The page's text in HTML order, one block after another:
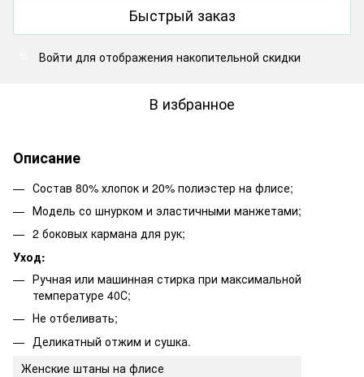
Быстрый заказ
Войти для отображения накопительной скидки
В избранное
Описание
Состав 80% хлопок и 20% полиэстер на флисе;
Модель со шнурком и эластичными манжетами;
2 боковых кармана для рук;
Уход:
Ручная или машинная стирка при максимальной
температуре 40С;
Не отбеливать;
Деликатный отжим и сушка.
Женские штаны на флисе